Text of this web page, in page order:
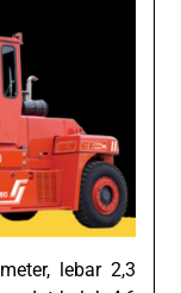
lebar 2,3